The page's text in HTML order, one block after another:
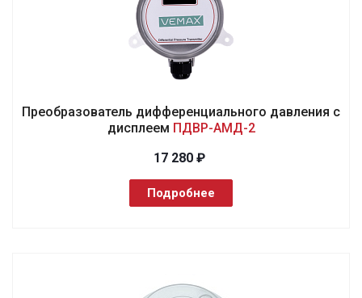
Преобразователь дифференциального давления с
дисплеем ПДВР-АМД-2
17 280 ₽
Подробнее